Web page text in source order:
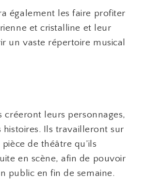
également les faire profiter
et cristalline et leur
un vaste répertoire musical
créeront leurs personnages,
histoires. Ils travailleront sur
de théâtre qu’ils
en scène, afin de pouvoir
public en fin de semaine.